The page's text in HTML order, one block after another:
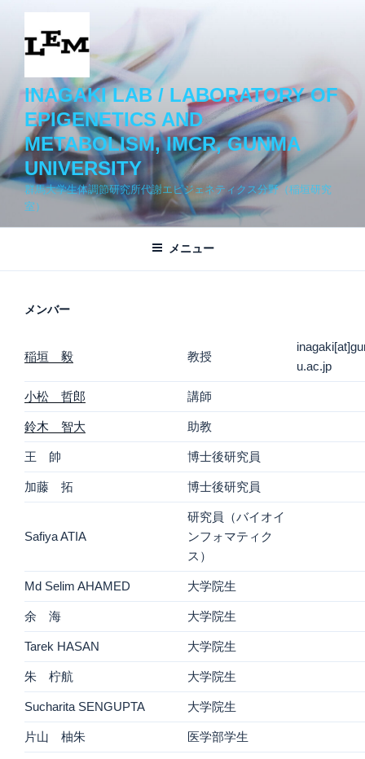
ッ
プ
INAGAKI LAB / LABORATORY OF
EPIGENETICS AND
METABOLISM, IMCR, GUNMA
UNIVERSITY
群馬大学生体調節研究所代謝エピジェネティクス分野（稲垣研究
室）
メニュー
メンバー
稲垣 毅 教授
u.ac.jp
小松 哲郎 講師
鈴木 智大 助教
王 帥 博士後研究員
加藤 拓 博士後研究員
Safiya ATIA
研究員（バイオイ
ンフォマティク
ス）
Md Selim AHAMED 大学院生
余 海 大学院生
Tarek HASAN 大学院生
朱 柠航 大学院生
Sucharita SENGUPTA 大学院生
片山 柚朱 医学部学生